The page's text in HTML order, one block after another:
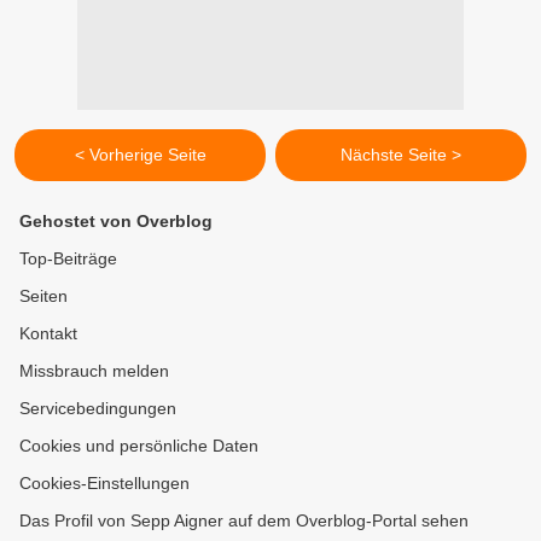
< Vorherige Seite Nächste Seite >
Gehostet von Overblog
Top-Beiträge
Seiten
Kontakt
Missbrauch melden
Servicebedingungen
Cookies und persönliche Daten
Cookies-Einstellungen
Das Profil von Sepp Aigner auf dem Overblog-Portal sehen